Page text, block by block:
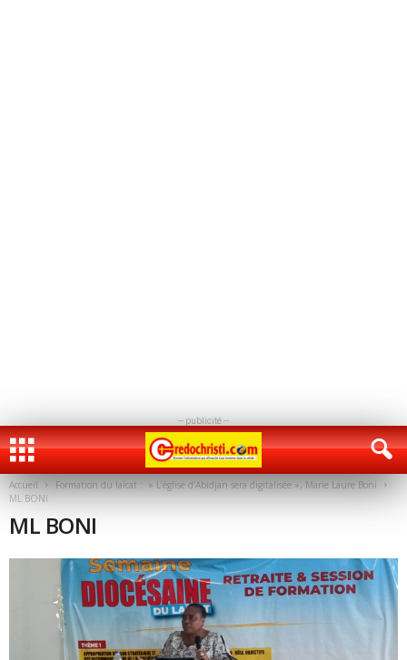
-- publicité --
Accueil
Formation du laïcat : » L’église d’Abidjan sera digitalisée », Marie Laure Boni
ML BONI
ML BONI